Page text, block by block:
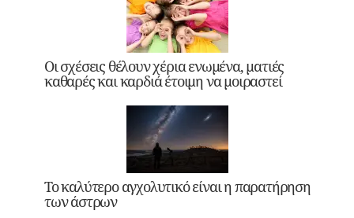
Οι σχέσεις θέλουν χέρια ενωμένα, ματιές
καθαρές και καρδιά έτοιμη να μοιραστεί
Το καλύτερο αγχολυτικό είναι η παρατήρηση
των άστρων